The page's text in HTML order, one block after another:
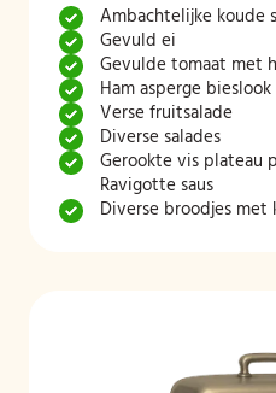
Ambachtelijke koude
Gevuld ei
Gevulde tomaat met
Ham asperge
Verse fruitsalade
Diverse salades
Gerookte vis plateau
Ravigotte saus
Diverse broodjes